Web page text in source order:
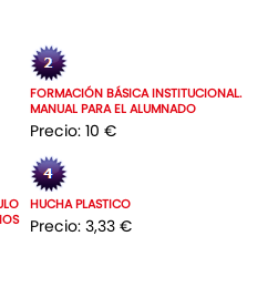
FORMACIÓN BÁSICA INSTITUCIONAL.
MANUAL PARA EL ALUMNADO
Precio: 10 €
HUCHA PLASTICO
Precio: 3,33 €